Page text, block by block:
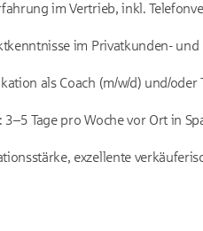
im Vertrieb, inkl.
im Privatkunden-
als Coach (m/w/d) und/oder
3–5 Tage pro Woche vor Ort in
exzellente